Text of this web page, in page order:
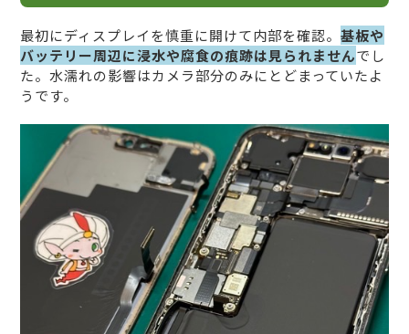
最初にディスプレイを慎重に開けて内部を確認。基板や
バッテリー周辺に浸水や腐食の痕跡は見られませんでし
た。水濡れの影響はカメラ部分のみにとどまっていたよ
うです。